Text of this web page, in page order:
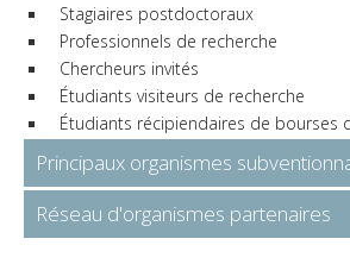
Stagiaires postdoctoraux
Professionnels de recherche
Chercheurs invités
Étudiants visiteurs de recherche
Étudiants récipiendaires de bourses
Principaux organismes
Réseau d'organismes partenaires